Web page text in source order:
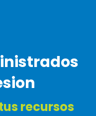
recursos